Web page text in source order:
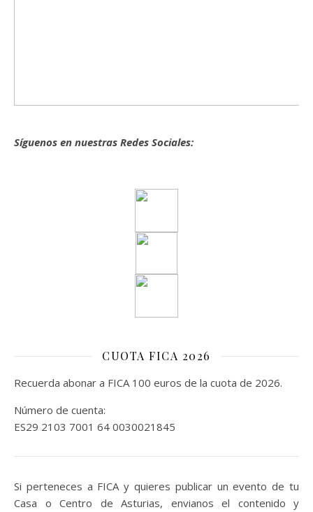
Síguenos en nuestras Redes Sociales:
CUOTA FICA 2026
Recuerda abonar a FICA 100 euros de la cuota de 2026.
Número de cuenta:
ES29 2103 7001 64 0030021845
Si perteneces a FICA y quieres publicar un evento de tu
Casa o Centro de Asturias, envianos el contenido y